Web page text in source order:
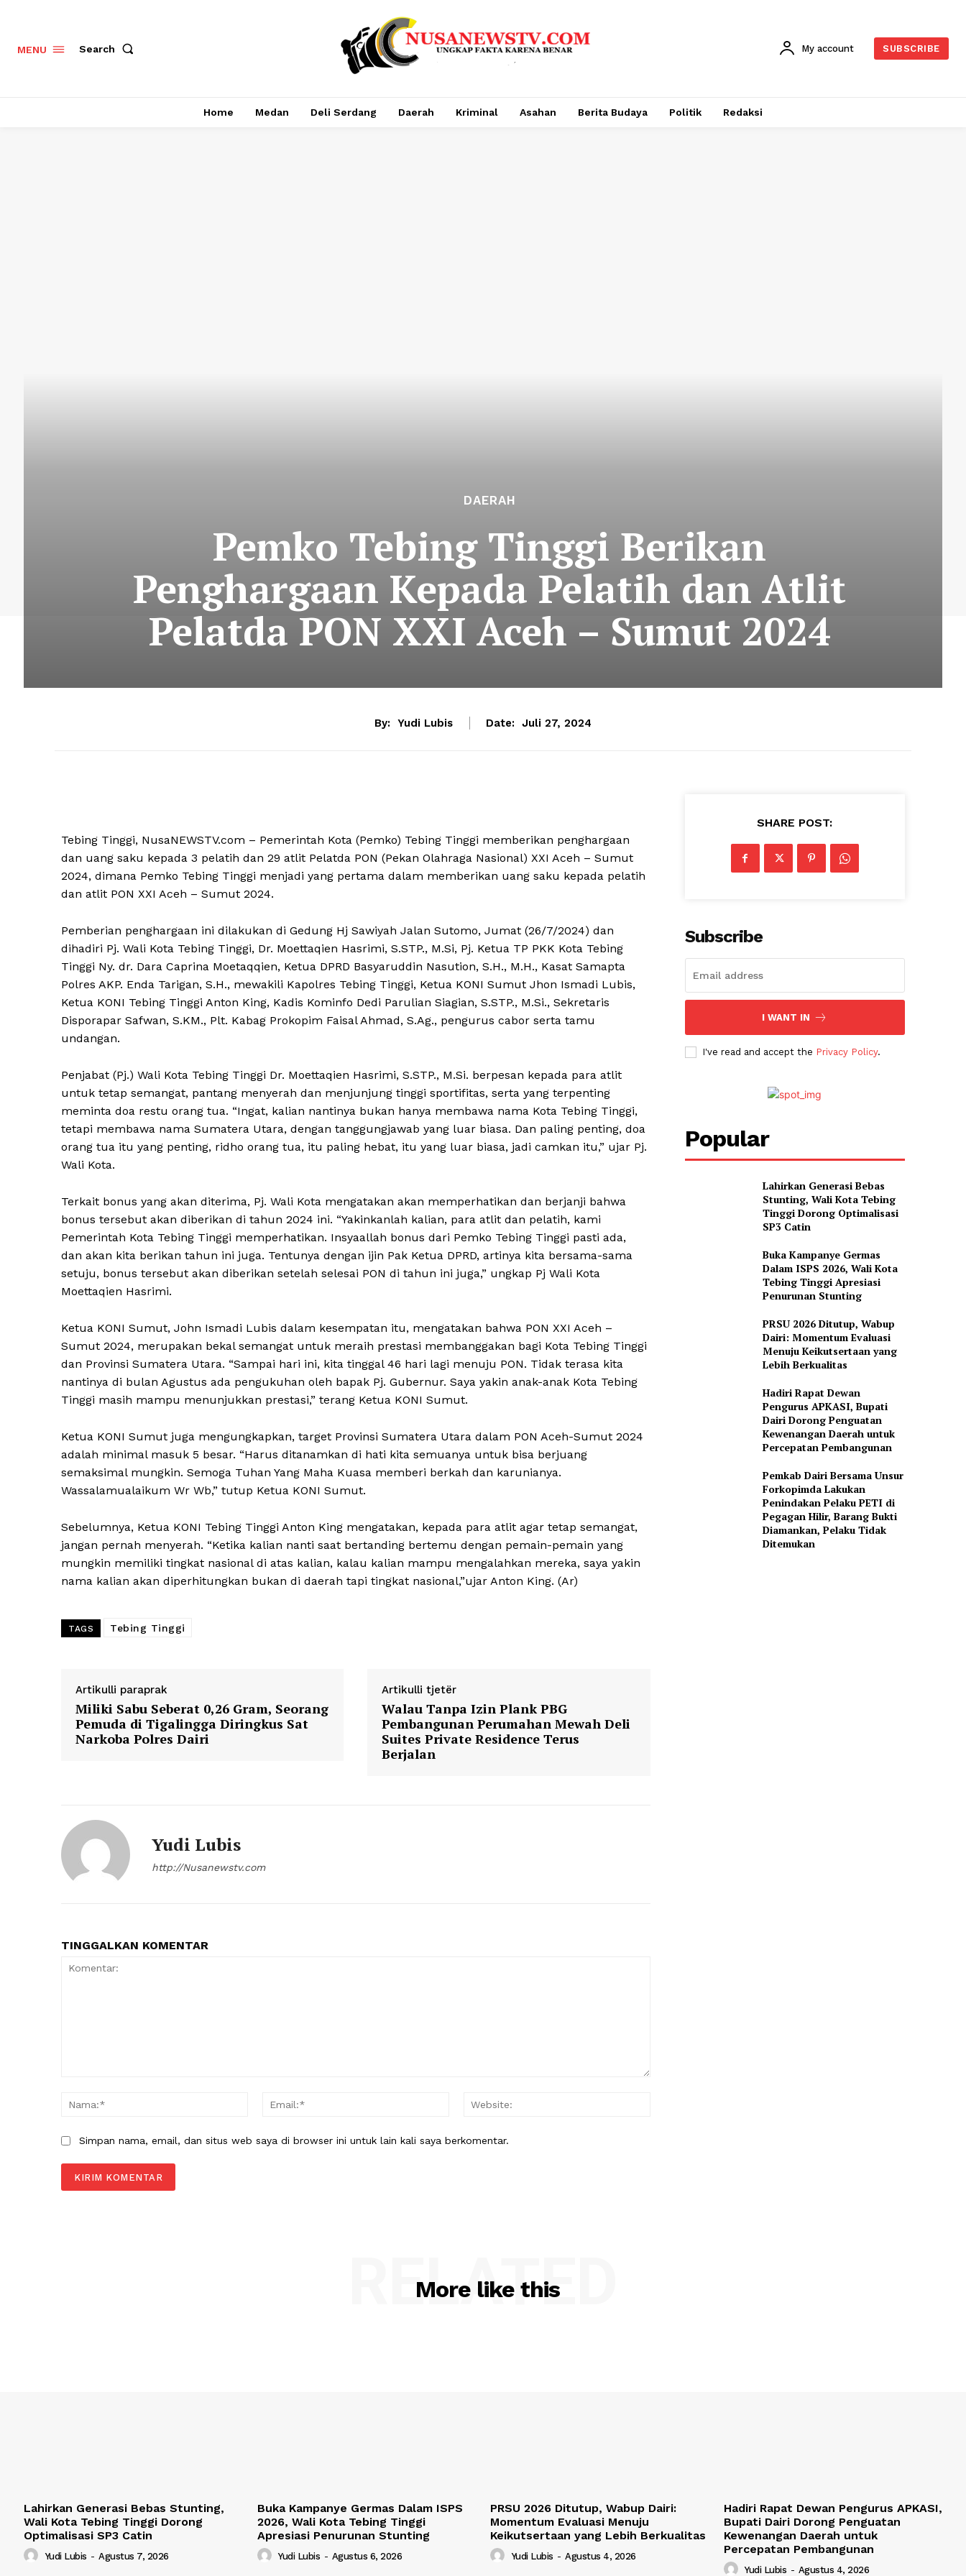
News Week
Magazine PRO
SUBSCRIBE NOW
About
Contact us
Subscription Plans
MENU Search My account SUBSCRIBE
Home Medan Deli Serdang Daerah Kriminal Asahan Berita Budaya Politik Redaksi
DAERAH
Pemko Tebing Tinggi Berikan
Penghargaan Kepada Pelatih dan Atlit
Pelatda PON XXI Aceh – Sumut 2024
By: Yudi Lubis Date: Juli 27, 2024
Tebing Tinggi, NusaNEWSTV.com – Pemerintah Kota (Pemko) Tebing Tinggi memberikan penghargaan
dan uang saku kepada 3 pelatih dan 29 atlit Pelatda PON (Pekan Olahraga Nasional) XXI Aceh – Sumut
2024, dimana Pemko Tebing Tinggi menjadi yang pertama dalam memberikan uang saku kepada pelatih
dan atlit PON XXI Aceh – Sumut 2024.
Pemberian penghargaan ini dilakukan di Gedung Hj Sawiyah Jalan Sutomo, Jumat (26/7/2024) dan
dihadiri Pj. Wali Kota Tebing Tinggi, Dr. Moettaqien Hasrimi, S.STP., M.Si, Pj. Ketua TP PKK Kota Tebing
Tinggi Ny. dr. Dara Caprina Moetaqqien, Ketua DPRD Basyaruddin Nasution, S.H., M.H., Kasat Samapta
Polres AKP. Enda Tarigan, S.H., mewakili Kapolres Tebing Tinggi, Ketua KONI Sumut Jhon Ismadi Lubis,
Ketua KONI Tebing Tinggi Anton King, Kadis Kominfo Dedi Parulian Siagian, S.STP., M.Si., Sekretaris
Disporapar Safwan, S.KM., Plt. Kabag Prokopim Faisal Ahmad, S.Ag., pengurus cabor serta tamu
undangan.
Penjabat (Pj.) Wali Kota Tebing Tinggi Dr. Moettaqien Hasrimi, S.STP., M.Si. berpesan kepada para atlit
untuk tetap semangat, pantang menyerah dan menjunjung tinggi sportifitas, serta yang terpenting
meminta doa restu orang tua. “Ingat, kalian nantinya bukan hanya membawa nama Kota Tebing Tinggi,
tetapi membawa nama Sumatera Utara, dengan tanggungjawab yang luar biasa. Dan paling penting, doa
orang tua itu yang penting, ridho orang tua, itu paling hebat, itu yang luar biasa, jadi camkan itu,” ujar Pj.
Wali Kota.
Terkait bonus yang akan diterima, Pj. Wali Kota mengatakan akan memperhatikan dan berjanji bahwa
bonus tersebut akan diberikan di tahun 2024 ini. “Yakinkanlah kalian, para atlit dan pelatih, kami
Pemerintah Kota Tebing Tinggi memperhatikan. Insyaallah bonus dari Pemko Tebing Tinggi pasti ada,
dan akan kita berikan tahun ini juga. Tentunya dengan ijin Pak Ketua DPRD, artinya kita bersama-sama
setuju, bonus tersebut akan diberikan setelah selesai PON di tahun ini juga,” ungkap Pj Wali Kota
Moettaqien Hasrimi.
Ketua KONI Sumut, John Ismadi Lubis dalam kesempatan itu, mengatakan bahwa PON XXI Aceh –
Sumut 2024, merupakan bekal semangat untuk meraih prestasi membanggakan bagi Kota Tebing Tinggi
dan Provinsi Sumatera Utara. “Sampai hari ini, kita tinggal 46 hari lagi menuju PON. Tidak terasa kita
nantinya di bulan Agustus ada pengukuhan oleh bapak Pj. Gubernur. Saya yakin anak-anak Kota Tebing
Tinggi masih mampu menunjukkan prestasi,” terang Ketua KONI Sumut.
Ketua KONI Sumut juga mengungkapkan, target Provinsi Sumatera Utara dalam PON Aceh-Sumut 2024
adalah minimal masuk 5 besar. “Harus ditanamkan di hati kita semuanya untuk bisa berjuang
semaksimal mungkin. Semoga Tuhan Yang Maha Kuasa memberi berkah dan karunianya.
Wassalamualaikum Wr Wb,” tutup Ketua KONI Sumut.
Sebelumnya, Ketua KONI Tebing Tinggi Anton King mengatakan, kepada para atlit agar tetap semangat,
jangan pernah menyerah. “Ketika kalian nanti saat bertanding bertemu dengan pemain-pemain yang
mungkin memiliki tingkat nasional di atas kalian, kalau kalian mampu mengalahkan mereka, saya yakin
nama kalian akan diperhitungkan bukan di daerah tapi tingkat nasional,”ujar Anton King. (Ar)
TAGS Tebing Tinggi
Artikulli paraprak
Miliki Sabu Seberat 0,26 Gram, Seorang
Pemuda di Tigalingga Diringkus Sat
Narkoba Polres Dairi
Artikulli tjetër
Walau Tanpa Izin Plank PBG
Pembangunan Perumahan Mewah Deli
Suites Private Residence Terus
Berjalan
Yudi Lubis
http://Nusanewstv.com
TINGGALKAN KOMENTAR
Nama:*
Email:*
Simpan nama, email, dan situs web saya di browser ini untuk lain kali saya berkomentar.
SHARE POST:
Subscribe
I WANT IN
I've read and accept the Privacy Policy.
Popular
Lahirkan Generasi Bebas
Stunting, Wali Kota Tebing
Tinggi Dorong Optimalisasi
SP3 Catin
Buka Kampanye Germas
Dalam ISPS 2026, Wali Kota
Tebing Tinggi Apresiasi
Penurunan Stunting
PRSU 2026 Ditutup, Wabup
Dairi: Momentum Evaluasi
Menuju Keikutsertaan yang
Lebih Berkualitas
Hadiri Rapat Dewan
Pengurus APKASI, Bupati
Dairi Dorong Penguatan
Kewenangan Daerah untuk
Percepatan Pembangunan
Pemkab Dairi Bersama Unsur
Forkopimda Lakukan
Penindakan Pelaku PETI di
Pegagan Hilir, Barang Bukti
Diamankan, Pelaku Tidak
Ditemukan
More like this
RELATED
Lahirkan Generasi Bebas Stunting,
Wali Kota Tebing Tinggi Dorong
Optimalisasi SP3 Catin
Yudi Lubis - Agustus 7, 2026
Buka Kampanye Germas Dalam ISPS
2026, Wali Kota Tebing Tinggi
Apresiasi Penurunan Stunting
Yudi Lubis - Agustus 6, 2026
PRSU 2026 Ditutup, Wabup Dairi:
Momentum Evaluasi Menuju
Keikutsertaan yang Lebih Berkualitas
Yudi Lubis - Agustus 4, 2026
Hadiri Rapat Dewan Pengurus APKASI,
Bupati Dairi Dorong Penguatan
Kewenangan Daerah untuk
Percepatan Pembangunan
Yudi Lubis - Agustus 4, 2026